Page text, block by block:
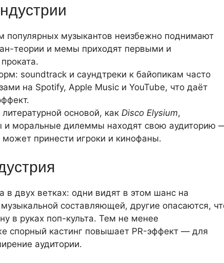
популярных музыкантов неизбежно поднимают
теории и мемы приходят первыми и
soundtrack и саундтреки к байопикам часто
на Spotify, Apple Music и YouTube, что даёт
основой, как Disco Elysium,
и моральные дилеммы находят свою аудиторию
принести игроки и кинофаны.
двух ветках: одни видят в этом шанс на
составляющей, другие опасаются,
в руках поп-культа. Тем не менее
спорный кастинг повышает PR-эффект — для
аудитории.